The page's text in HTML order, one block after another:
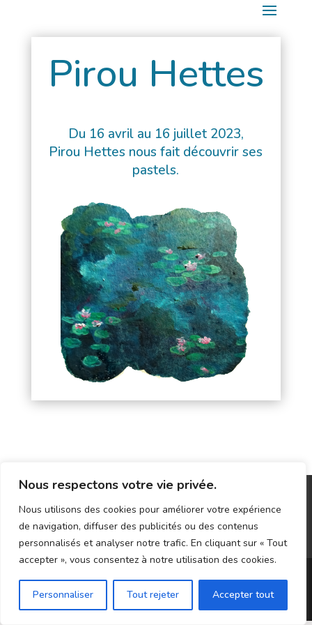
Nous respectons votre vie privée.
Nous utilisons des cookies pour améliorer votre expérience
de navigation, diffuser des publicités ou des contenus
personnalisés et analyser notre trafic. En cliquant sur « Tout
accepter », vous consentez à notre utilisation des cookies.
Personnaliser Tout rejeter Accepter tout
Pirou Hettes
Du 16 avril au 16 juillet 2023,
Pirou Hettes nous fait découvrir ses
pastels.
Politique de confidentialité
Professionnels
© 2026 Tout autour